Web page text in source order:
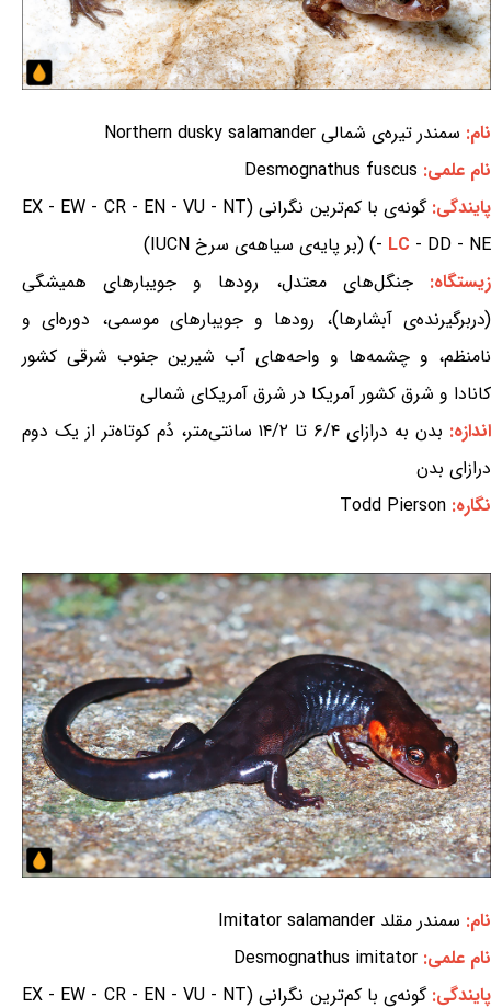
نام: سمندر تیره‌‌ی شمالی Northern dusky salamander
نام علمی: Desmognathus fuscus
پایندگی:
گونه‌ی با کم‌ترین نگرانی (EX - EW - CR - EN - VU - NT
- LC - DD - NE) (بر پایه‌ی سیاهه‌ی سرخ IUCN)
زیستگاه:جنگل‌های معتدل، رودها و جویبارهای همیشگی
(دربرگیرنده‌ی آبشارها)، رودها و جویبارهای موسمی، دوره‌ای و
نامنظم، و چشمه‌ها و واحه‌های آب شیرین جنوب شرقی کشور
کانادا و شرق کشور آمریکا در شرق آمریکای شمالی
اندازه:
بدن به درازای ۶/۴ تا ۱۴/۲ سانتی‌متر، دُم کوتاه‌تر از یک دوم
درازای بدن
نگاره: Todd Pierson
نام: سمندر مقلد Imitator salamander
نام علمی: Desmognathus imitator
پایندگی:
گونه‌ی با کم‌ترین نگرانی (EX - EW - CR - EN - VU - NT